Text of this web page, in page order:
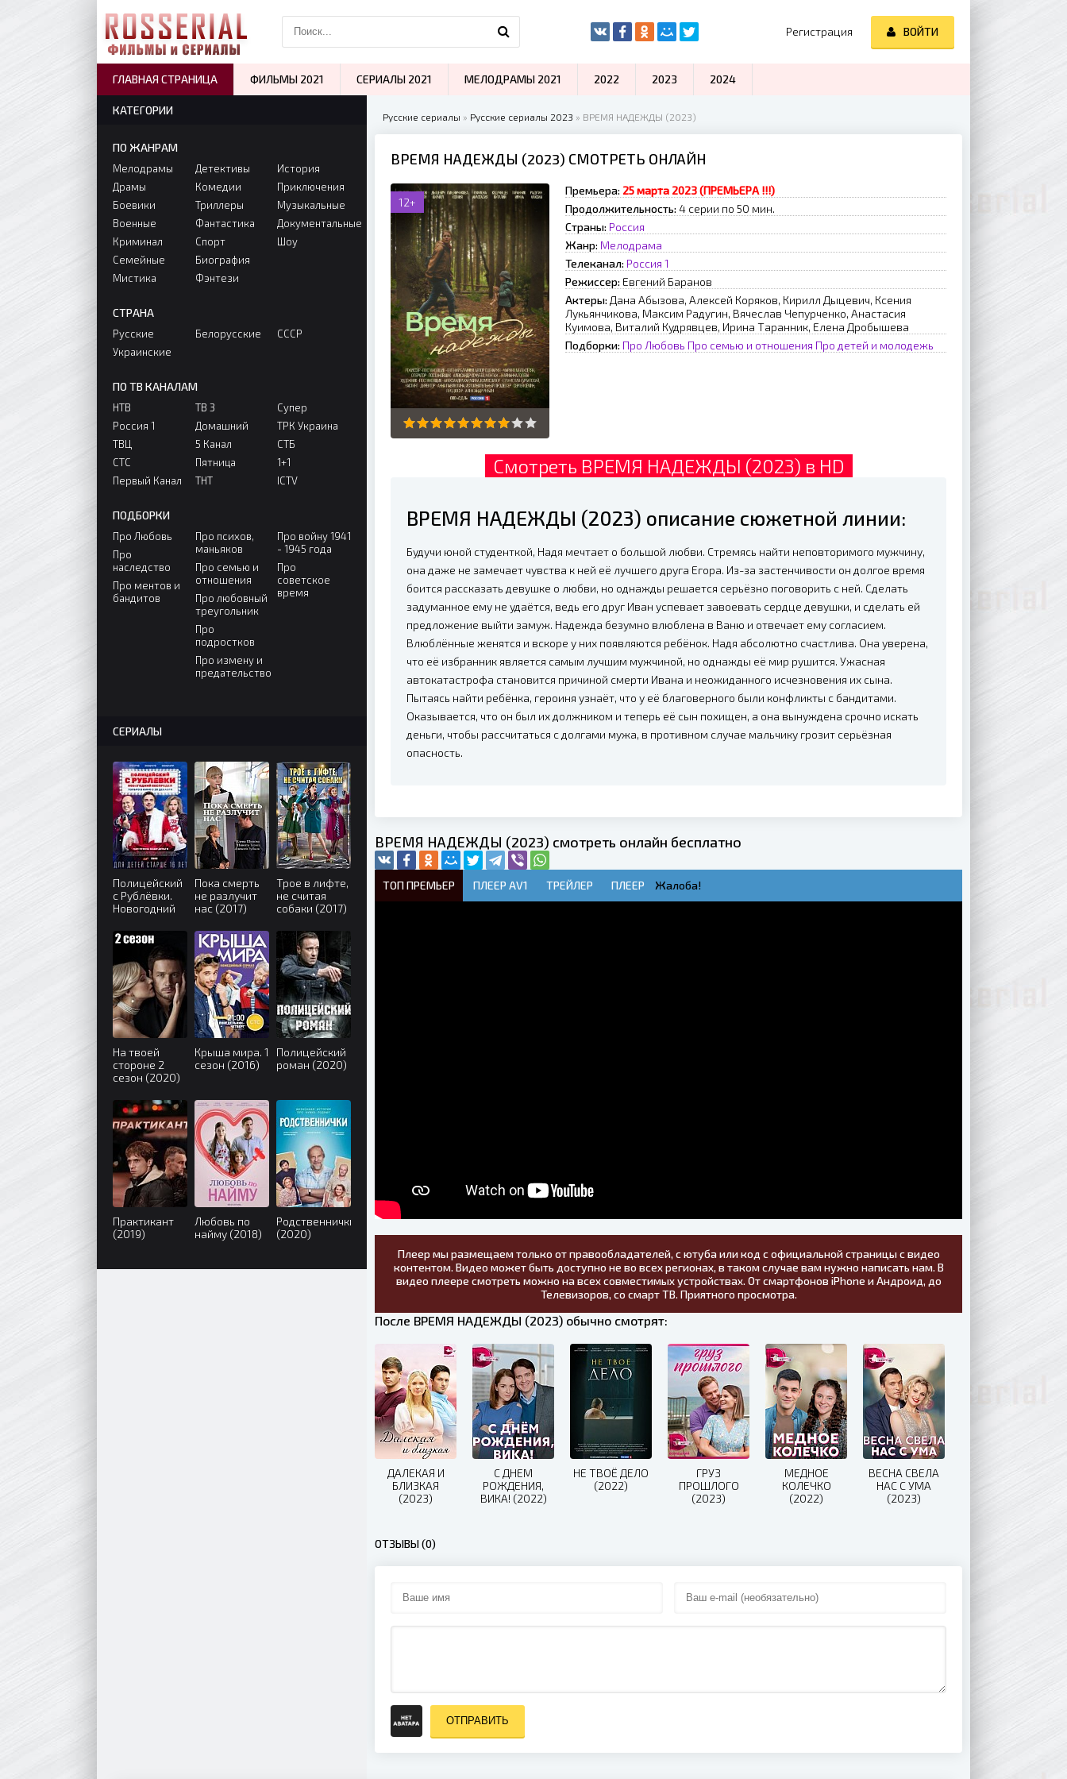
Русские сериалы » Русские сериалы 2023 » ВРЕМЯ НАДЕЖДЫ (2023)
ВРЕМЯ НАДЕЖДЫ (2023) СМОТРЕТЬ ОНЛАЙН
12+
Премьера: 25 марта 2023 (ПРЕМЬЕРА !!!)
Продолжительность: 4 серии по 50 мин.
Страны: Россия
Жанр: Мелодрама
Телеканал: Россия 1
Режиссер: Евгений Баранов
Актеры: Дана Абызова, Алексей Коряков, Кирилл Дыцевич, Ксения
Лукьянчикова, Максим Радугин, Вячеслав Чепурченко, Анастасия
Куимова, Виталий Кудрявцев, Ирина Таранник, Елена Дробышева
Подборки: Про Любовь Про семью и отношения Про детей и молодежь
Смотреть ВРЕМЯ НАДЕЖДЫ (2023) в HD
ВРЕМЯ НАДЕЖДЫ (2023) описание сюжетной линии:
Будучи юной студенткой, Надя мечтает о большой любви. Стремясь найти неповторимого мужчину,
она даже не замечает чувства к ней её лучшего друга Егора. Из-за застенчивости он долгое время
боится рассказать девушке о любви, но однажды решается серьёзно поговорить с ней. Сделать
задуманное ему не удаётся, ведь его друг Иван успевает завоевать сердце девушки, и сделать ей
предложение выйти замуж. Надежда безумно влюблена в Ваню и отвечает ему согласием.
Влюблённые женятся и вскоре у них появляются ребёнок. Надя абсолютно счастлива. Она уверена,
что её избранник является самым лучшим мужчиной, но однажды её мир рушится. Ужасная
автокатастрофа становится причиной смерти Ивана и неожиданного исчезновения их сына.
Пытаясь найти ребёнка, героиня узнаёт, что у её благоверного были конфликты с бандитами.
Оказывается, что он был их должником и теперь её сын похищен, а она вынуждена срочно искать
деньги, чтобы рассчитаться с долгами мужа, в противном случае мальчику грозит серьёзная
опасность.
ВРЕМЯ НАДЕЖДЫ (2023) смотреть онлайн бесплатно
ТОП ПРЕМЬЕР ПЛЕЕР AV1 ТРЕЙЛЕР ПЛЕЕР Жалоба!
Плеер мы размещаем только от правообладателей, с ютуба или код с официальной страницы с видео
контентом. Видео может быть доступно не во всех регионах, в таком случае вам нужно написать нам. В
видео плеере смотреть можно на всех совместимых устройствах. От смартфонов iPhone и Андроид, до
Телевизоров, со смарт ТВ. Приятного просмотра.
После ВРЕМЯ НАДЕЖДЫ (2023) обычно смотрят:
ДАЛЕКАЯ И
БЛИЗКАЯ
(2023)
С ДНЕМ
РОЖДЕНИЯ,
ВИКА! (2022)
НЕ ТВОЁ ДЕЛО
(2022)
ГРУЗ
ПРОШЛОГО
(2023)
МЕДНОЕ
КОЛЕЧКО
(2022)
ВЕСНА СВЕЛА
НАС С УМА
(2023)
ОТЗЫВЫ (0)
ОТПРАВИТЬ
КАТЕГОРИИ
ПО ЖАНРАМ
Мелодрамы
Драмы
Боевики
Военные
Криминал
Семейные
Мистика
Детективы
Комедии
Триллеры
Фантастика
Спорт
Биография
Фэнтези
История
Приключения
Музыкальные
Документальные
Шоу
СТРАНА
Русские
Украинские
Белорусские СССР
ПО ТВ КАНАЛАМ
НТВ
Россия 1
ТВЦ
СТС
Первый Канал
ТВ 3
Домашний
5 Канал
Пятница
ТНТ
Супер
ТРК Украина
СТБ
1+1
ICTV
ПОДБОРКИ
Про Любовь
Про
наследство
Про ментов и
бандитов
Про психов,
маньяков
Про семью и
отношения
Про любовный
треугольник
Про
подростков
Про измену и
предательство
Про войну 1941
- 1945 года
Про
советское
время
СЕРИАЛЫ
Полицейский
с Рублёвки.
Новогодний
(2018)
Пока смерть
не разлучит
нас (2017)
Трое в лифте,
не считая
собаки (2017)
На твоей
стороне 2
сезон (2020)
Крыша мира. 1
сезон (2016)
Полицейский
роман (2020)
Практикант
(2019)
Любовь по
найму (2018)
Родственнички
(2020)
Регистрация ВОЙТИ
ГЛАВНАЯ СТРАНИЦА ФИЛЬМЫ 2021 СЕРИАЛЫ 2021 МЕЛОДРАМЫ 2021 2022 2023 2024